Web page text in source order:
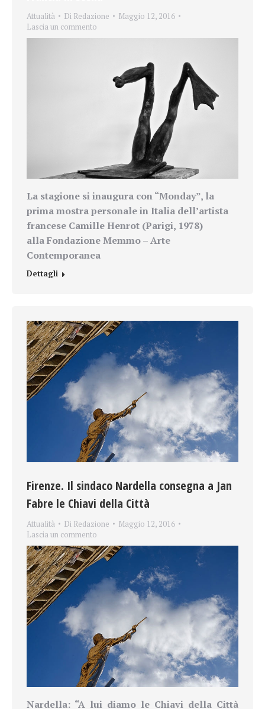
Attualità Di Redazione
Maggio 12, 2016
Lascia un commento
La stagione si inaugura con “Monday”, la
prima mostra personale in Italia dell’artista
francese Camille Henrot (Parigi, 1978)
allaFondazione Memmo – Arte
Contemporanea
Dettagli
Firenze. Il sindaco Nardella consegna a Jan
Fabre le Chiavi della Città
Attualità Di Redazione
Maggio 12, 2016
Lascia un commento
Nardella: “A lui diamo le Chiavi della Città